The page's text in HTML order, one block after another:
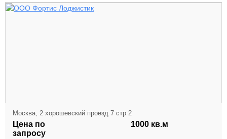
Москва, 2 хорошевский проезд 7 стр 2
Цена по
запросу
1000 кв.м